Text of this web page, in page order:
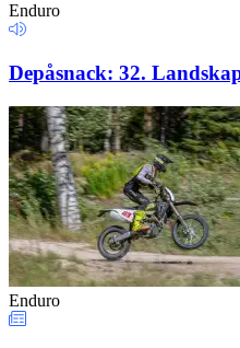
Enduro
Depåsnack: 32.
Enduro